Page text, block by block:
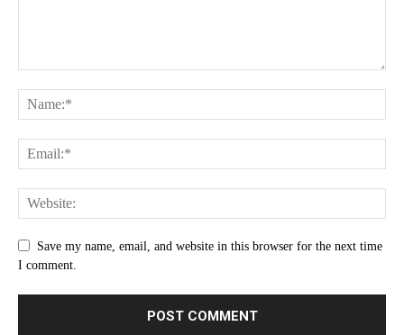
Save my name, email, and website in this browser for the next time
I comment.